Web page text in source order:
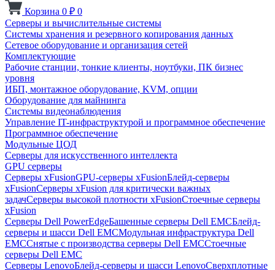
Корзина 0 ₽ 0
Серверы и вычислительные системы
Системы хранения и резервного копирования данных
Сетевое оборудование и организация сетей
Комплектующие
Рабочие станции, тонкие клиенты, ноутбуки, ПК бизнес
уровня
ИБП, монтажное оборудование, KVM, опции
Оборудование для майнинга
Системы видеонаблюдения
Управление IT-инфраструктурой и программное обеспечение
Программное обеспечение
Модульные ЦОД
Серверы для искусственного интеллекта
GPU серверы
Серверы xFusionGPU-серверы xFusionБлейд-серверы
xFusionСерверы xFusion для критически важных
задачСерверы высокой плотности xFusionСтоечные серверы
xFusion
Серверы Dell PowerEdgeБашенные серверы Dell EMCБлейд-
серверы и шасси Dell EMCМодульная инфраструктура Dell
EMCСнятые с производства серверы Dell EMCСтоечные
серверы Dell EMC
Серверы LenovoБлейд-серверы и шасси LenovoСверхплотные